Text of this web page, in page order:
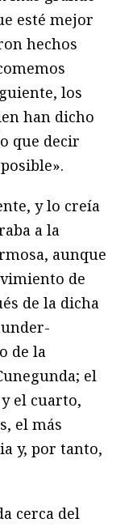
esté mejor
hechos
los
han dicho
que decir
y lo creía
a la
aunque
de
de la dicha
de la
el
el cuarto,
el más
y, por tanto,
cerca del